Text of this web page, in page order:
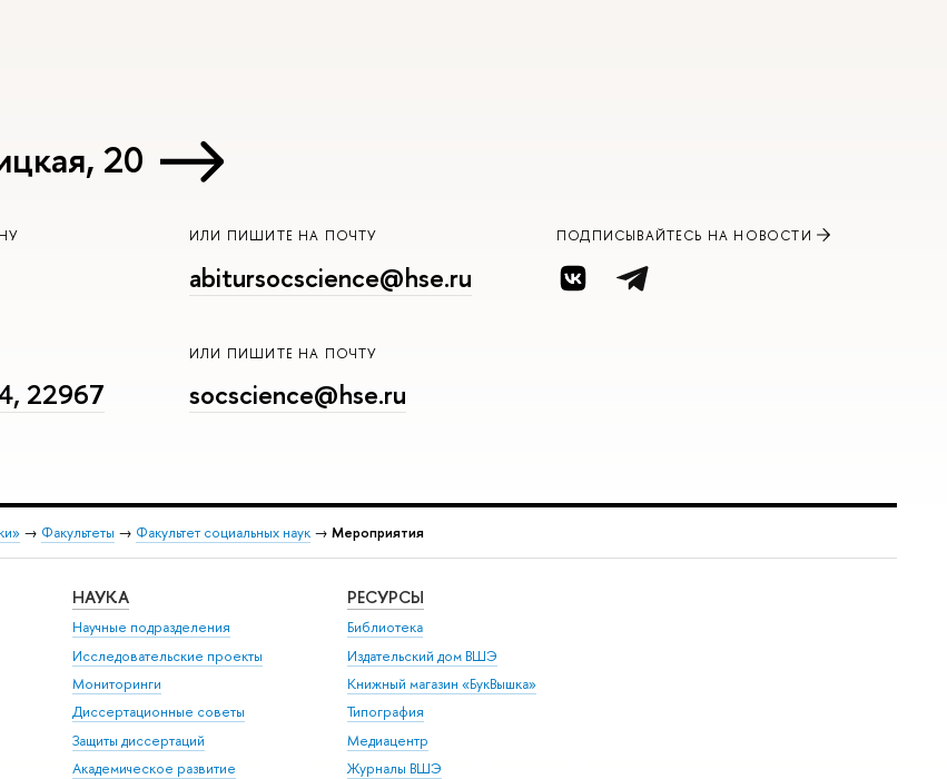
20
ИЛИ ПИШИТЕ НА ПОЧТУ
abitursocscience@hse.ru
ПОДПИСЫВАЙТЕСЬ НА НОВОСТИ
22967
ИЛИ ПИШИТЕ НА ПОЧТУ
socscience@hse.ru
→ Факультеты → Факультет социальных наук→ Мероприятия
НАУКА
Научные подразделения
Исследовательские проекты
Мониторинги
Диссертационные советы
Защиты диссертаций
Академическое развитие
РЕСУРСЫ
Библиотека
Издательский дом ВШЭ
Книжный магазин «БукВышка»
Типография
Медиацентр
Журналы ВШЭ